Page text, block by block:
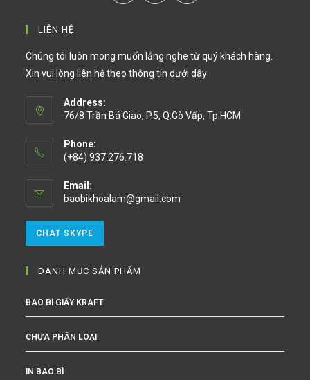
LIÊN HỆ
Chúng tôi luôn mong muốn lắng nghe từ quý khách hàng.
Xin vui lòng liên hệ theo thông tin dưới dây
Address:
76/8 Trần Bá Giao, P.5, Q.Gò Vấp, Tp.HCM
Phone:
(+84) 937.276.718
Email:
baobikhoalam@gmail.com
CHAT SKYPE
DANH MỤC SẢN PHẨM
BAO BÌ GIẤY KRAFT
CHƯA PHÂN LOẠI
IN BAO BÌ